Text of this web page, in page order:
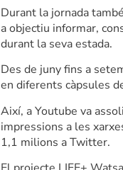
Durant la jornada
a objectiu informar,
durant la seva estada.
Des de juny fins a
en diferents càpsules
Així, a Youtube va
impressions a les
1,1 milions a Twitter.